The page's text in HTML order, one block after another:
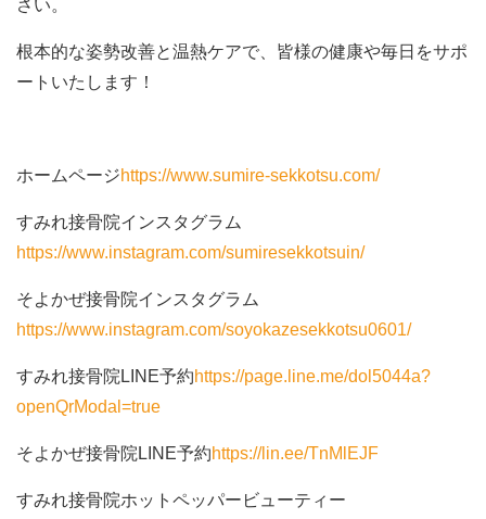
さい。
根本的な姿勢改善と温熱ケアで、皆様の健康や毎日をサポ
ートいたします！
ホームページhttps://www.sumire-sekkotsu.com/
すみれ接骨院インスタグラム
https://www.instagram.com/sumiresekkotsuin/
そよかぜ接骨院インスタグラム
https://www.instagram.com/soyokazesekkotsu0601/
すみれ接骨院LINE予約https://page.line.me/dol5044a?
openQrModal=true
そよかぜ接骨院LINE予約https://lin.ee/TnMlEJF
すみれ接骨院ホットペッパービューティー